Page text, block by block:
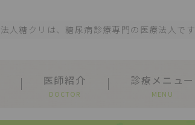
人糖クリは、糖尿病診療専門の医療法人です
医師紹介
DOCTOR
診療メニュー
MENU